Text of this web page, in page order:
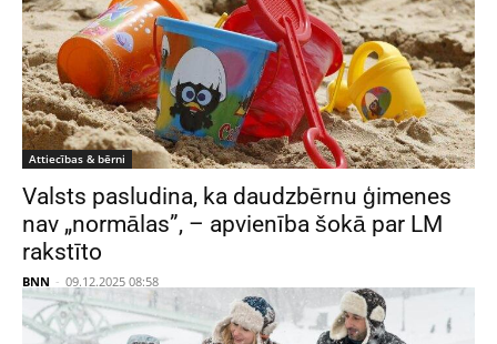
Attiecības & bērni
Valsts pasludina, ka daudzbērnu ģimenes
nav „normālas”, – apvienība šokā par LM
rakstīto
BNN - 09.12.2025 08:58